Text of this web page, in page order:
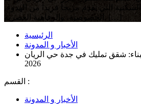
التي تقدم مزيجاً فريداً من الهدوء،
الخصوصية، والرفاهية العصرية. […]
الرئيسية
الأخبار و المدونة
شقق تمليك في جدة حي الريان
2026
القسم :
الأخبار و المدونة